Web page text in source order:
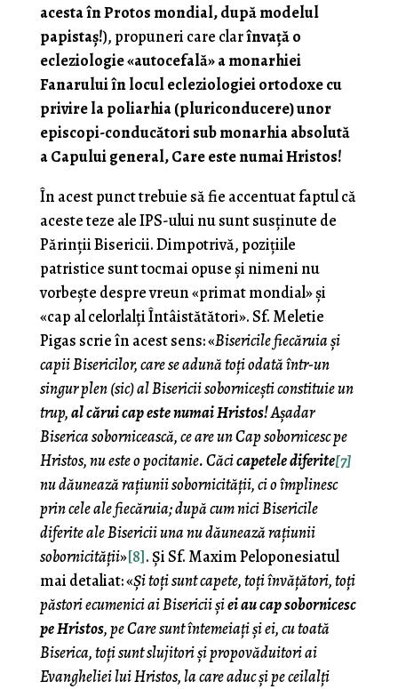
acesta în Protos mondial, după modelul
papistaș!), propuneri care clarînvață o
ecleziologie «autocefală» a monarhiei
Fanarului în locul ecleziologiei ortodoxe cu
privire la poliarhia (pluriconducere) unor
episcopi-conducători sub monarhia absolută
a Capului general, Care este numai Hristos!
În acest punct trebuie să fie accentuat faptul că
aceste teze ale IPS-ului nu sunt susținute de
Părinții Bisericii. Dimpotrivă, pozițiile
patristice sunt tocmai opuse și nimeni nu
vorbește despre vreun «primat mondial» și
«cap al celorlalți Întâistătători». Sf. Meletie
Pigas scrie în acest sens: «Bisericile fiecăruia și
capii Bisericilor, care se adună toți odată într-un
singur plen (sic) al Bisericii sobornicești constituie un
trup,al cărui cap este numai Hristos! Așadar
Biserica sobornicească, ce are un Cap sobornicesc pe
Hristos, nu este o pocitanie. Căcicapetele diferite[7]
nu dăunează rațiunii sobornicității, ci o împlinesc
prin cele ale fiecăruia; după cum nici Bisericile
diferite ale Bisericii una nu dăunează rațiunii
sobornicității»[8]. Și Sf. Maxim Peloponesiatul
mai detaliat: «Și toți sunt capete, toți învățători, toți
păstori ecumenici ai Bisericii șiei au cap sobornicesc
pe Hristos, pe Care sunt întemeiați și ei, cu toată
Biserica, toți sunt slujitori și propovăduitori ai
Evangheliei lui Hristos, la care aduc și pe ceilalți